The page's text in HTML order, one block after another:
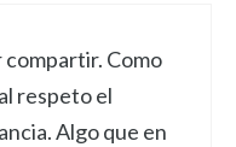
compartir. Como
respeto el
Algo que en